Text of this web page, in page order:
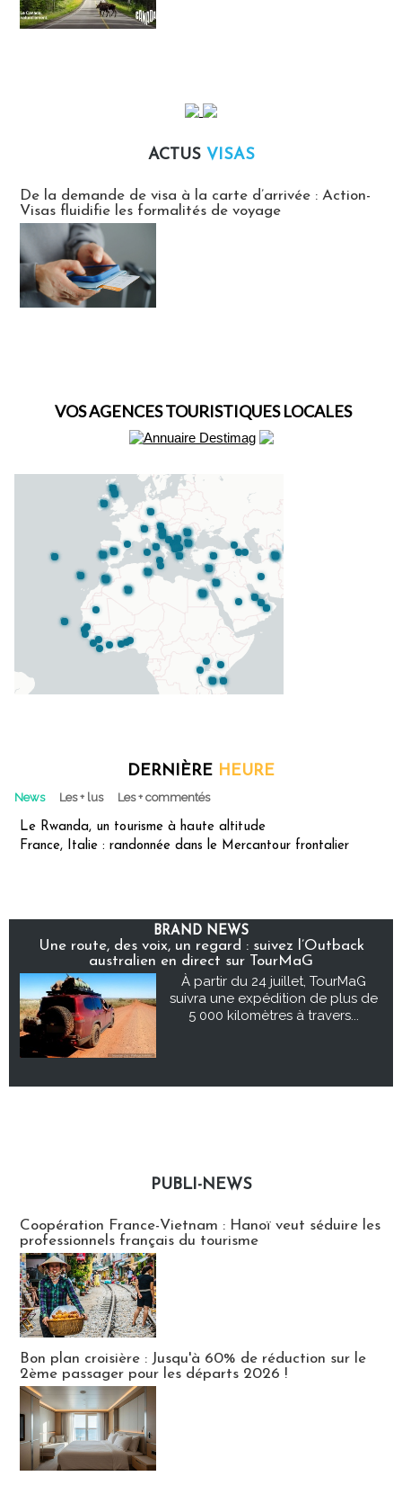
ACTUS VISAS
De la demande de visa à la carte d’arrivée : Action-
Visas fluidifie les formalités de voyage
VOS AGENCES TOURISTIQUES LOCALES
DERNIÈRE HEURE
News Les + lus Les + commentés
Le Rwanda, un tourisme à haute altitude
France, Italie : randonnée dans le Mercantour frontalier
BRAND NEWS
Une route, des voix, un regard : suivez l’Outback
australien en direct sur TourMaG
À partir du 24 juillet, TourMaG
suivra une expédition de plus de
5 000 kilomètres à travers...
PUBLI-NEWS
Coopération France-Vietnam : Hanoï veut séduire les
professionnels français du tourisme
Bon plan croisière : Jusqu'à 60% de réduction sur le
2ème passager pour les départs 2026 !